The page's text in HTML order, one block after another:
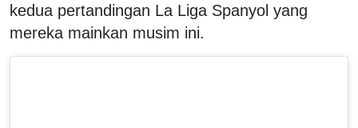
kedua pertandingan La Liga Spanyol yang
mereka mainkan musim ini.